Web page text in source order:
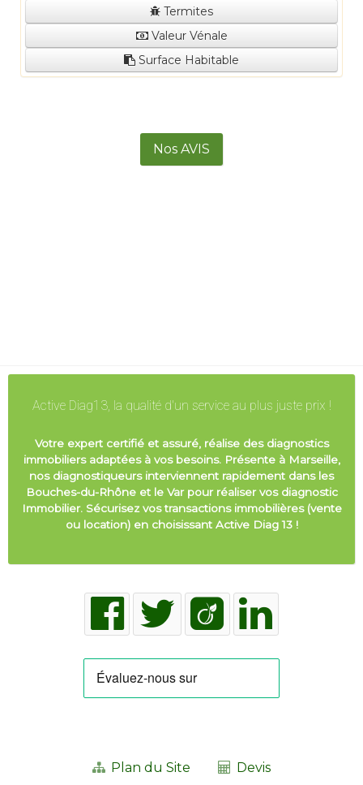
Termites
Valeur Vénale
Surface Habitable
Nos AVIS
Active Diag13, la qualité d'un service au plus juste prix !
Votre expert certifié et assuré, réalise des diagnostics
immobiliers adaptées à vos besoins. Présente à Marseille,
nos diagnostiqueurs interviennent rapidement dans les
Bouches-du-Rhône et le Var pour réaliser vos diagnostic
Immobilier. Sécurisez vos transactions immobilières (vente
ou location) en choisissant Active Diag 13 !
Plan du Site Devis